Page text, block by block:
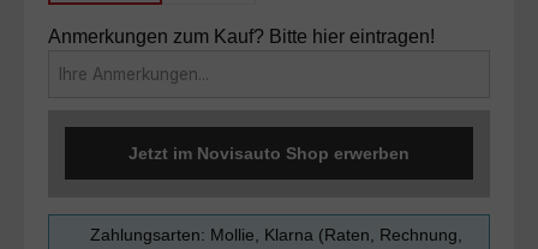
Anmerkungen zum Kauf? Bitte hier eintragen!
Jetzt im Novisauto Shop erwerben
Zahlungsarten: Mollie, Klarna (Raten, Rechnung,